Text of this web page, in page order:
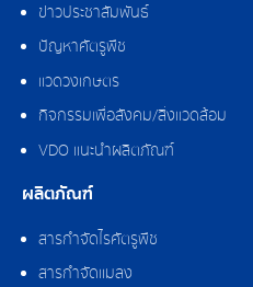
ข่าวประชาสัมพันธ์
ปัญหาศัตรูพืช
แวดวงเกษตร
กิจกรรมเพื่อสังคม/สิ่งแวดล้อม
VDO แนะนำผลิตภัณฑ์
ผลิตภัณฑ์
สารกำจัดไรศัตรูพืช
สารกำจัดแมลง